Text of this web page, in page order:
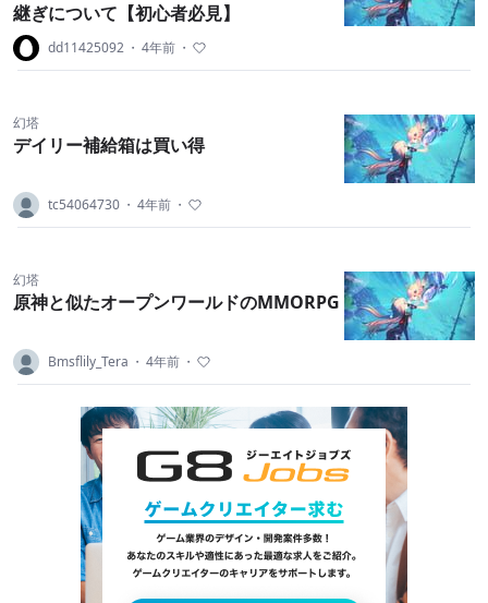
継ぎについて【初心者必見】
dd11425092 ・ 4年前 ・
幻塔
デイリー補給箱は買い得
tc54064730 ・ 4年前 ・
幻塔
原神と似たオープンワールドのMMORPG
Bmsflily_Tera ・ 4年前 ・